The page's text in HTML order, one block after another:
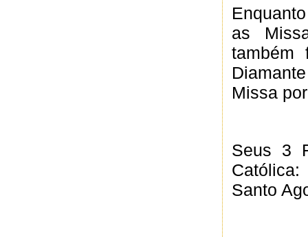
as
também
Missa
Seus 3
Santo